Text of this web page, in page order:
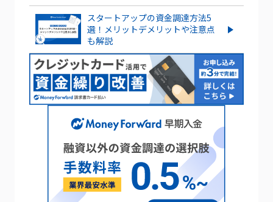
スタートアップの資金調達方法5
選！メリットデメリットや注意点
も解説